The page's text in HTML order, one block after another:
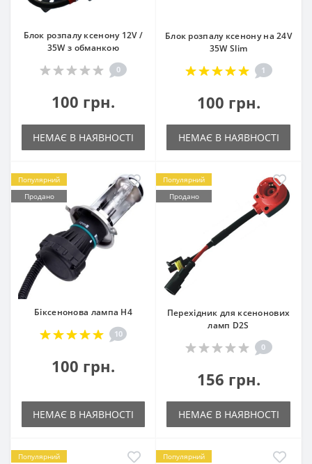
Блок розпалу ксенону 12V /
35W з обманкою
0
100 грн.
НЕМАЄ В НАЯВНОСТІ
Блок розпалу ксенону на 24V
35W Slim
1
100 грн.
НЕМАЄ В НАЯВНОСТІ
Популярний
Продано
Біксенонова лампа H4
10
100 грн.
НЕМАЄ В НАЯВНОСТІ
Популярний
Продано
Перехідник для ксенонових
ламп D2S
0
156 грн.
НЕМАЄ В НАЯВНОСТІ
Популярний Популярний